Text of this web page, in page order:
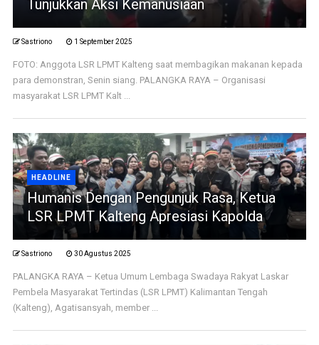
Tunjukkan Aksi Kemanusiaan
Sastriono 1 September 2025
FOTO: Anggota LSR LPMT Kalteng saat membagikan makanan kepada
para demonstran, Senin siang. PALANGKA RAYA – Organisasi
masyarakat LSR LPMT Kalt ...
HEADLINE
Humanis Dengan Pengunjuk Rasa, Ketua
LSR LPMT Kalteng Apresiasi Kapolda
Sastriono 30 Agustus 2025
PALANGKA RAYA – Ketua Umum Lembaga Swadaya Rakyat Laskar
Pembela Masyarakat Tertindas (LSR LPMT) Kalimantan Tengah
(Kalteng), Agatisansyah, member ...